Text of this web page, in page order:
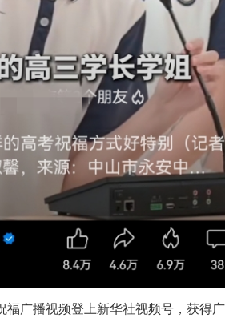
广播视频登上新华社视频号，获得